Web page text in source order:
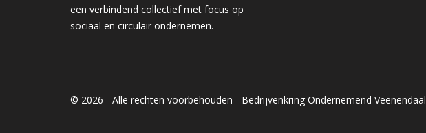
een verbindend collectief met focus op
sociaal en circulair ondernemen.
© 2026 - Alle rechten voorbehouden - Bedrijvenkring Ondernemend Veenendaal